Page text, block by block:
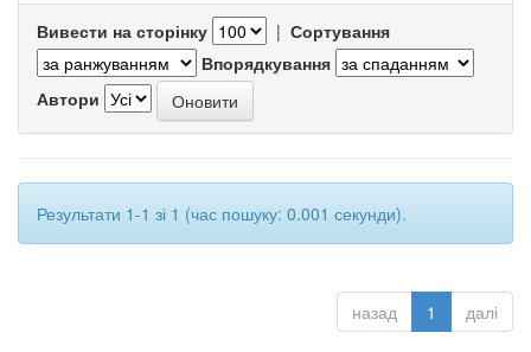
Вивести на сторінку | Сортування
Впорядкування
Автори
Результати 1-1 зі 1 (час пошуку: 0.001 секунди).
назад 1 далі